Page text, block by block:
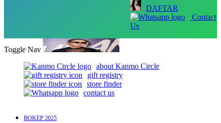
DAFTAR
Contact
Us
Toggle Nav
about Kanmo Circle
gift registry
store finder
contact us
BOKEP 2025